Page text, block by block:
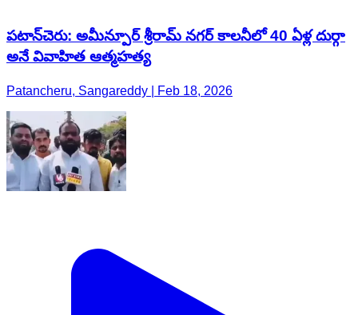
పటాన్​​చెరు: అమీన్పూర్ శ్రీరామ్ నగర్ కాలనీలో 40 ఏళ్ల దుర్గా
అనే వివాహిత ఆత్మహత్య
Patancheru, Sangareddy | Feb 18, 2026